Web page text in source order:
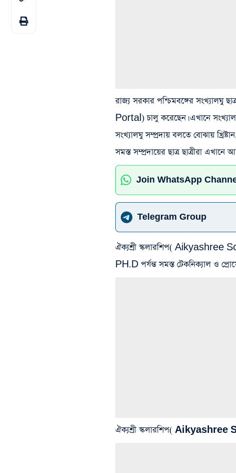
রাজ্য সরকার পশ্চিমবঙ্গের সংখ্যালঘু
Portal) চালু করেছেন। এখানে
সংখ্যালঘু সম্প্রদায় বলতে বোঝায়
সমস্ত সম্প্রদায়ের ছাত্র ছাত্রীরা
Join WhatsApp
Telegram Group
ঐক্যশ্রী স্কলারশিপ( Aikyashree
PH.D পর্যন্ত সমস্ত টেকনিক্যাল ও
ঐক্যশ্রী স্কলারশিপ(